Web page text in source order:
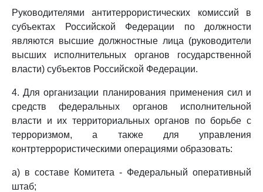
Руководителями антитеррористических комиссий в
субъектах Российской Федерации по должности
являются высшие должностные лица (руководители
высших исполнительных органов государственной
власти) субъектов Российской Федерации.
4. Для организации планирования применения сил и
средств федеральных органов исполнительной
власти и их территориальных органов по борьбе с
терроризмом, а также для управления
контртеррористическими операциями образовать:
а) в составе Комитета - Федеральный оперативный
штаб;